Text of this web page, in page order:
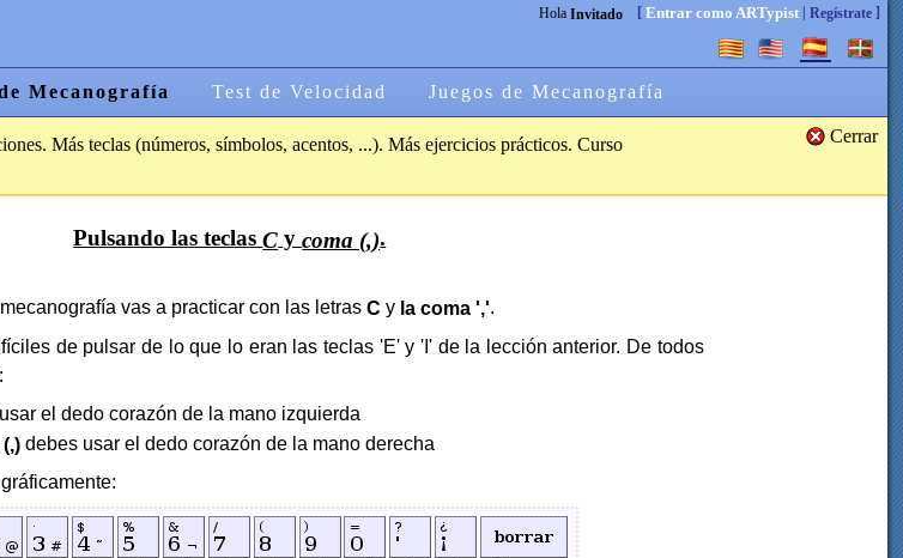
Hola Invitado [ Entrar como ARTypist| Regístrate]
Mecanografía Test de Velocidad Juegos de Mecanografía
Cerrar
Más teclas (números, símbolos, acentos, ...). Más ejercicios prácticos. Curso
Pulsando las teclasC ycoma (,).
vas a practicar con las letras C y la coma ','.
de pulsar de lo que lo eran las teclas 'E' y 'I' de la lección anterior. De todos
el dedo corazón de la mano izquierda
debes usar el dedo corazón de la mano derecha